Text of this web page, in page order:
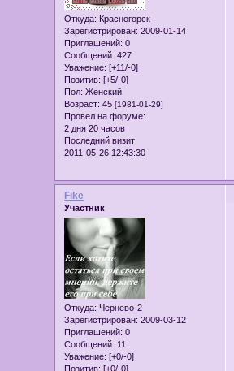
Откуда: Красногорск
Зарегистрирован: 2009-01-14
Приглашений: 0
Сообщений: 427
Уважение: [+11/-0]
Позитив: [+5/-0]
Пол: Женский
Возраст: 45[1981-01-29]
Провел на форуме:
2 дня 20 часов
Последний визит:
2011-05-26 12:43:30
Fike
Участник
Откуда: Чернево-2
Зарегистрирован: 2009-03-12
Приглашений: 0
Сообщений: 11
Уважение: [+0/-0]
Позитив: [+0/-0]